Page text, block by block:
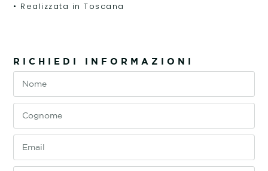
• Realizzata in Toscana
RICHIEDI INFORMAZIONI